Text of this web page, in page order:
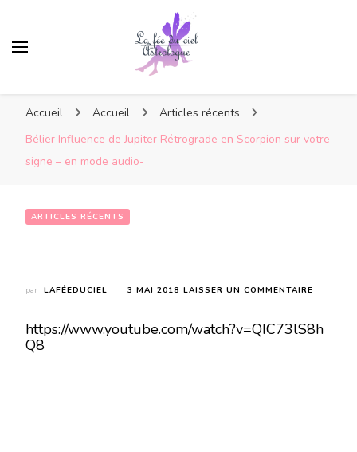
Accueil Accueil
Articles récents
Bélier Influence de Jupiter Rétrograde en Scorpion sur votre
signe – en mode audio-
ARTICLES RÉCENTS
par LAFÉEDUCIEL 3 MAI 2018 LAISSER UN COMMENTAIRE
DE
https://www.youtube.com/watch?v=QIC73lS8h
Q8